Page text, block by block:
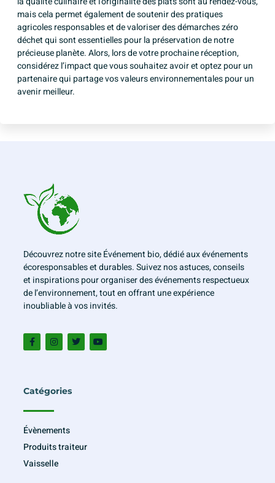
mais cela permet également de soutenir des pratiques
agricoles responsables et de valoriser des démarches zéro
déchet qui sont essentielles pour la préservation de notre
précieuse planète. Alors, lors de votre prochaine réception,
considérez l’impact que vous souhaitez avoir et optez pour un
partenaire qui partage vos valeurs environnementales pour un
avenir meilleur.
Découvrez notre site Événement bio, dédié aux événements
écoresponsables et durables. Suivez nos astuces, conseils
et inspirations pour organiser des événements respectueux
de l’environnement, tout en offrant une expérience
inoubliable à vos invités.
Catégories
Évènements
Produits traiteur
Vaisselle